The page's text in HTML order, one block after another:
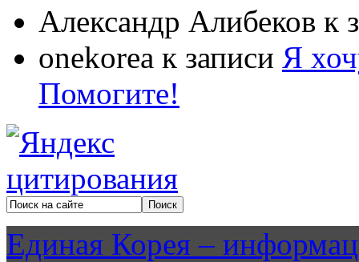
Александр Алибеков к
onekorea к записи Я
Помогите!
Единая Корея –